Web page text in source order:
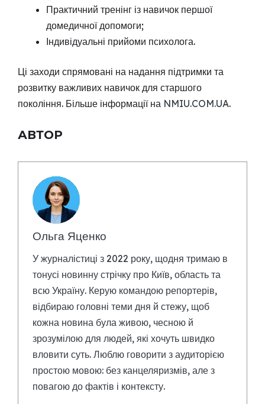
Практичний тренінг із навичок першої
домедичної допомоги;
Індивідуальні прийоми психолога.
Ці заходи спрямовані на надання підтримки та
розвитку важливих навичок для старшого
покоління. Більше інформації на NMIU.COM.UA.
АВТОР
Ольга Яценко
У журналістиці з 2022 року, щодня тримаю в
тонусі новинну стрічку про Київ, область та
всю Україну. Керую командою репортерів,
відбираю головні теми дня й стежу, щоб
кожна новина була живою, чесною й
зрозумілою для людей, які хочуть швидко
вловити суть. Люблю говорити з аудиторією
простою мовою: без канцеляризмів, але з
повагою до фактів і контексту.